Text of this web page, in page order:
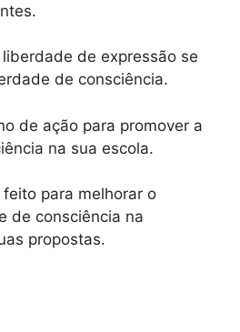
de expressão se
de consciência.
de ação para promover a
na sua escola.
para melhorar o
de consciência na
propostas.